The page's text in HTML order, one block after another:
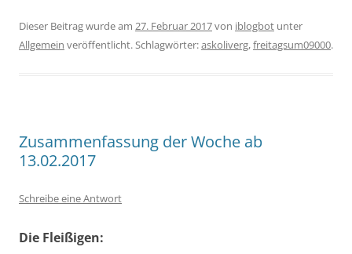
Dieser Beitrag wurde am 27. Februar 2017von iblogbot unter
Allgemein veröffentlicht. Schlagwörter:askoliverg,freitagsum09000.
Zusammenfassung der Woche ab
13.02.2017
Schreibe eine Antwort
Die Fleißigen: